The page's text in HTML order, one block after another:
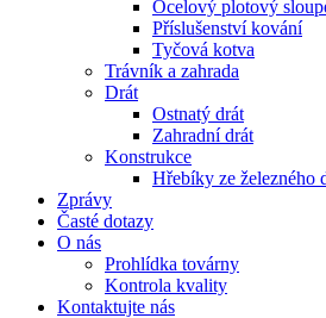
Ocelový plotový
Příslušenství kování
Tyčová kotva
Trávník a zahrada
Drát
Ostnatý drát
Zahradní drát
Konstrukce
Hřebíky ze železného
Zprávy
Časté dotazy
O nás
Prohlídka továrny
Kontrola kvality
Kontaktujte nás